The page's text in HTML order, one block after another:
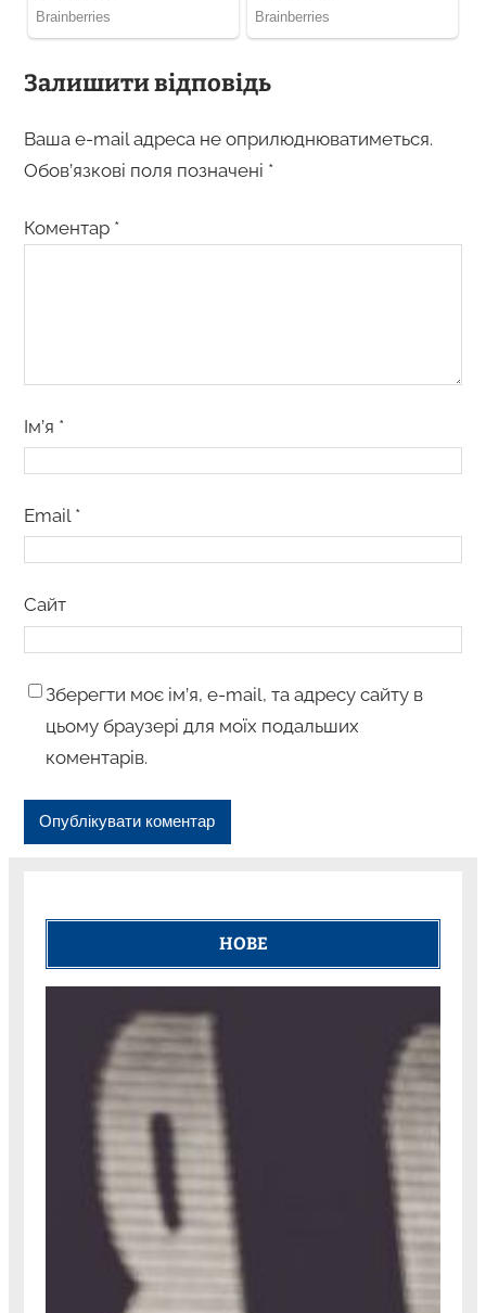
Залишити відповідь
Ваша e-mail адреса не оприлюднюватиметься.
Обов’язкові поля позначені *
Коментар *
Ім’я *
Email *
Сайт
Зберегти моє ім’я, e-mail, та адресу сайту в
цьому браузері для моїх подальших
коментарів.
НОВЕ